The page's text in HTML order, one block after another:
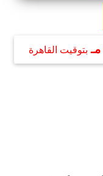
بتوقيت القاهرة